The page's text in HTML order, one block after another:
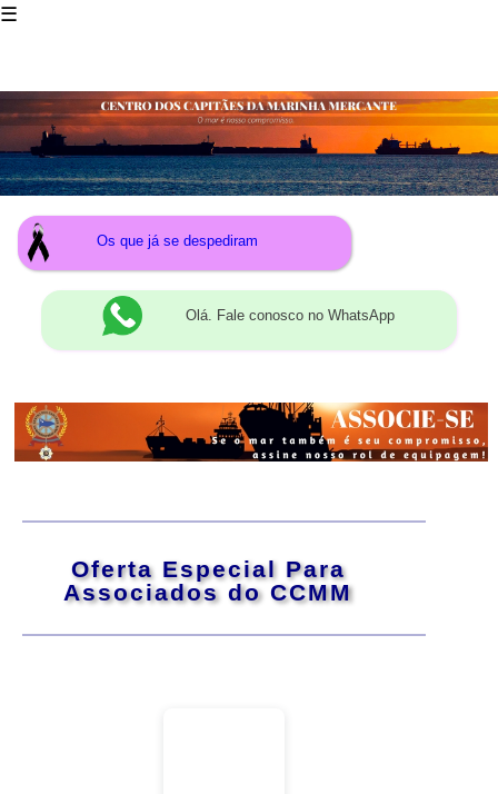
☰
Os que já se despediram
Olá. Fale conosco no WhatsApp
Oferta Especial Para
Associados do CCMM